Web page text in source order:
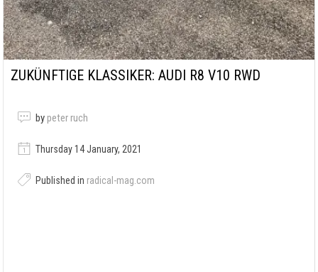
ZUKÜNFTIGE KLASSIKER: AUDI R8 V10 RWD
by peter ruch
Thursday 14 January, 2021
Published in radical-mag.com